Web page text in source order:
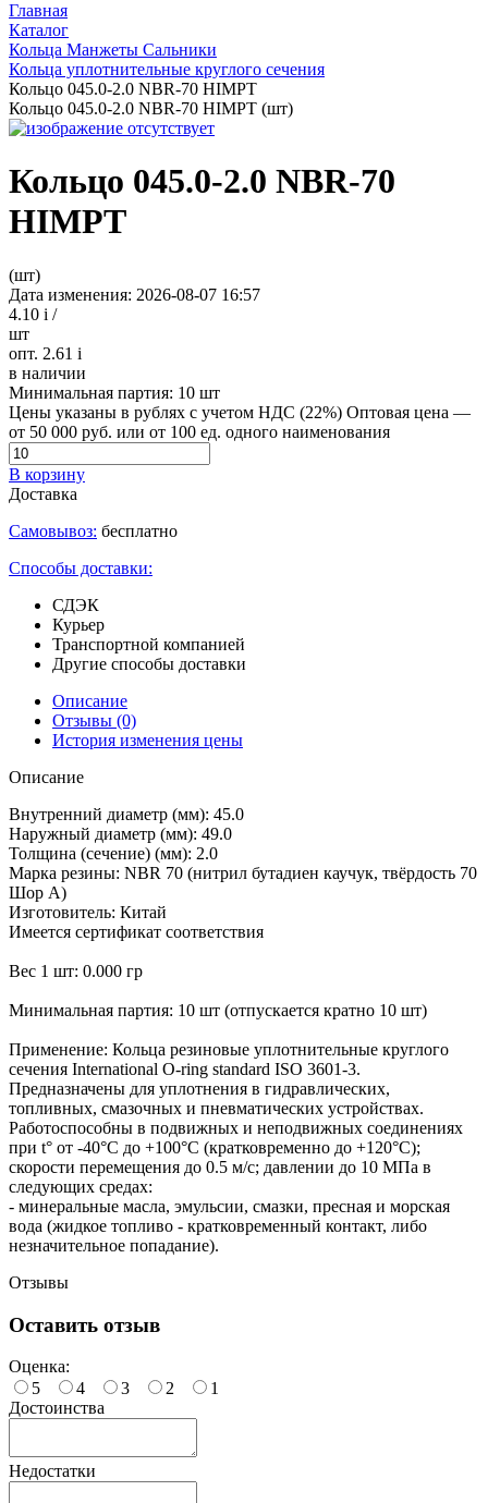
Главная
Каталог
Кольца Манжеты Сальники
Кольца уплотнительные круглого сечения
Кольцо 045.0-2.0 NBR-70 HIMPT
Кольцо 045.0-2.0 NBR-70 HIMPT (шт)
Кольцо 045.0-2.0 NBR-70
HIMPT
(шт)
Дата изменения: 2026-08-07 16:57
4.10 i /
шт
опт. 2.61 i
в наличии
Минимальная партия: 10 шт
Цены указаны в рублях с учетом НДС (22%) Оптовая цена —
от 50 000 руб. или от 100 ед. одного наименования
В корзину
Доставка
Самовывоз: бесплатно
Способы доставки:
СДЭК
Курьер
Транспортной компанией
Другие способы доставки
Описание
Отзывы (0)
История изменения цены
Описание
Внутренний диаметр (мм): 45.0
Наружный диаметр (мм): 49.0
Толщина (сечение) (мм): 2.0
Марка резины: NBR 70 (нитрил бутадиен каучук, твёрдость 70
Шор А)
Изготовитель: Китай
Имеется сертификат соответствия
Вес 1 шт: 0.000 гр
Минимальная партия: 10 шт (отпускается кратно 10 шт)
Применение: Кольца резиновые уплотнительные круглого
сечения International O-ring standard ISO 3601-3.
Предназначены для уплотнения в гидравлических,
топливных, смазочных и пневматических устройствах.
Работоспособны в подвижных и неподвижных соединениях
при t° от -40°С до +100°С (кратковременно до +120°С);
скорости перемещения до 0.5 м/с; давлении до 10 МПа в
следующих средах:
- минеральные масла, эмульсии, смазки, пресная и морская
вода (жидкое топливо - кратковременный контакт, либо
незначительное попадание).
Отзывы
Оставить отзыв
Оценка:
5
4 3 2
1
Достоинства
Недостатки